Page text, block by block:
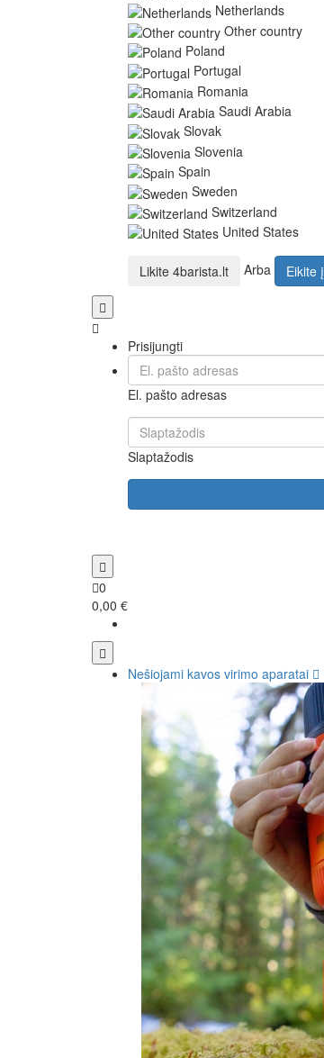
Netherlands
Other country
Poland
Portugal
Romania
Saudi Arabia
Slovak
Slovenia
Spain
Sweden
Switzerland
United States
Likite 4barista.lt Arba Eikite į
Prisijungti
El. pašto adresas
Slaptažodis
0
0,00 €
Nešiojami kavos virimo aparatai